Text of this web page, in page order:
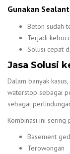
Gunakan
Beton sudah
Terjadi
Solusi cepat
Jasa Solusi
Dalam banyak
waterstop sebagai
sebagai
Kombinasi ini
Basement
Terowongan